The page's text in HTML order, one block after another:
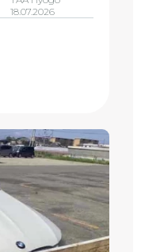
18.07.2026